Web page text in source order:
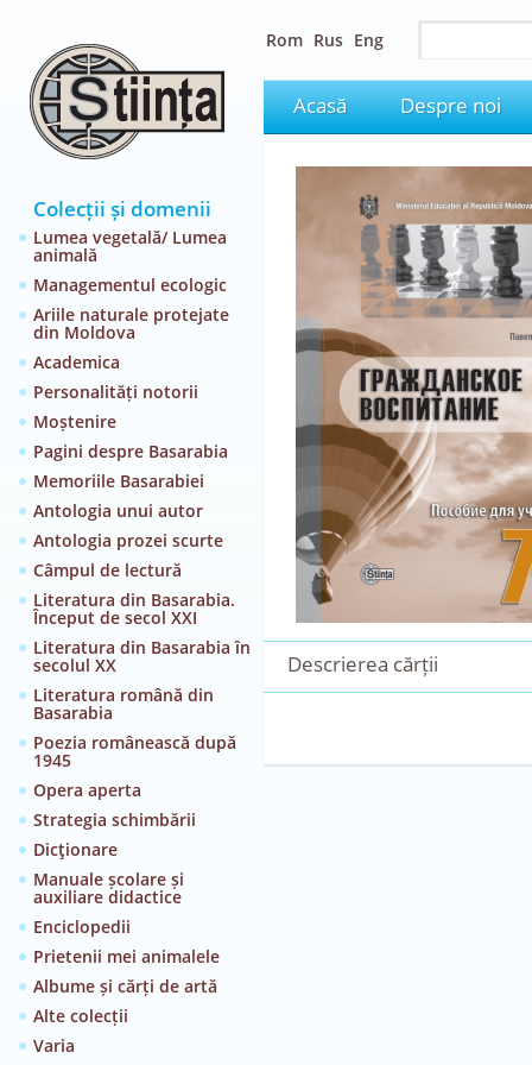
Colecții și domenii
Lumea vegetală/ Lumea
animală
Managementul ecologic
Ariile naturale protejate
din Moldova
Academica
Personalități notorii
Moștenire
Pagini despre Basarabia
Memoriile Basarabiei
Antologia unui autor
Antologia prozei scurte
Câmpul de lectură
Literatura din Basarabia.
Început de secol XXI
Literatura din Basarabia în
secolul XX
Literatura română din
Basarabia
Poezia românească după
1945
Opera aperta
Strategia schimbării
Dicţionare
Manuale școlare și
auxiliare didactice
Enciclopedii
Prietenii mei animalele
Albume și cărți de artă
Alte colecții
Varia
Rom Rus Eng
Acasă Despre noi
Descrierea cărții